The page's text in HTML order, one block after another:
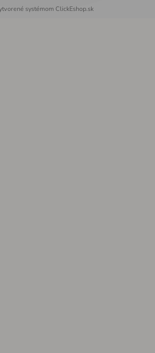
systémom ClickEshop.sk